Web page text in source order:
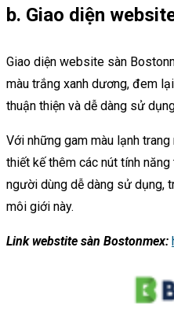
b. Giao diện
Giao diện website sàn
màu trắng xanh dương, đem
thuận thiện và dễ dàng sử
Với những gam màu lạnh
thiết kế thêm các nút tính
người dùng dễ dàng sử dụng,
môi giới này.
Link webstite sàn Bostonmex: